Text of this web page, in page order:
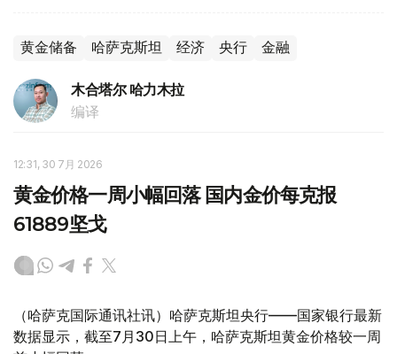
黄金储备 哈萨克斯坦 经济 央行 金融
木合塔尔 哈力木拉
编译
12:31, 30 7月 2026
黄金价格一周小幅回落 国内金价每克报
61889坚戈
（哈萨克国际通讯社讯）哈萨克斯坦央行——国家银行最新
数据显示，截至7月30日上午，哈萨克斯坦黄金价格较一周